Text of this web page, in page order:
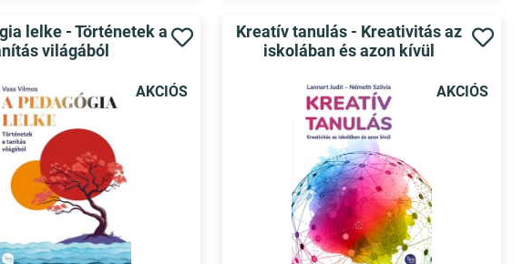
AKCIÓS
lelke - Történetek a
világából
AKCIÓS
Kreatív tanulás - Kreativitás az
iskolában és azon kívül